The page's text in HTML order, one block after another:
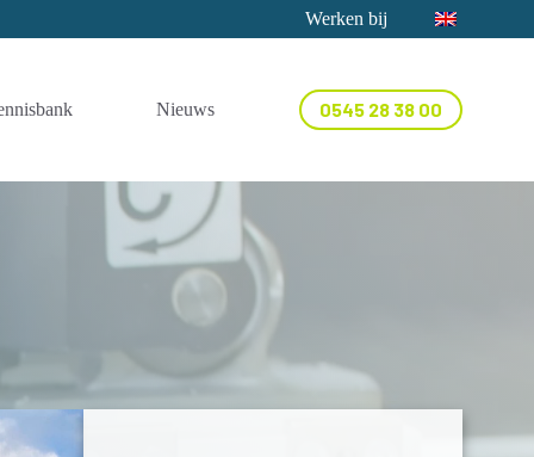
Werken bij
Nieuws Contact
0545 28 38 00